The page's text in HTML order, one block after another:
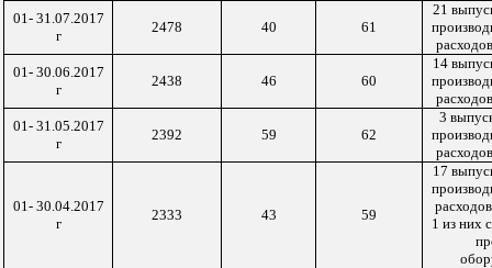
01- 31.07.2017
г
2478 40 61
21
01- 30.06.2017
г
2438 46 60
14
01- 31.05.2017
г
2392 59 62
3
01- 30.04.2017
г
2333 43 59
17
1 из них